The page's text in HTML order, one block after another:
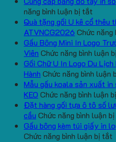
In
năng bình luận bị tắt
Cung
cấp
băng
đô
tay
in
số
lượng
lớn
logo
Quà tặng gối U kê cổ thêu
ATVNCG2026 Chức
Gấu Bông Mini In Logo
Viên Chức năng bình luận
Gối Chữ U In Logo Du
Hành Chức năng bình luận
Mẫu gấu koala sản xuất
KEO Chức năng bình luận
Đặt hàng gối tựa ô tô số
cầu Chức năng bình luận
Gấu bông kèm túi giấy in
Chức năng bình luận bị tắt